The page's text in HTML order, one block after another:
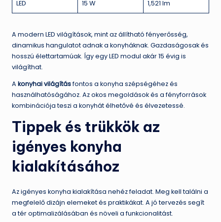
LED 15 W 1,521 lm
A modern LED világítások, mint az állítható fényerősség,
dinamikus hangulatot adnak a konyháknak. Gazdaságosak és
hosszú élettartamúak. Így egy LED modul akár 15 évig is
világíthat.
A konyhai világításfontos a konyha szépségéhez és
használhatóságához. Az okos megoldások és a fényforrások
kombinációja teszi a konyhát élhetővé és élvezetessé.
Tippek és trükkök az
igényes konyha
kialakításához
Az igényes konyha kialakítása nehéz feladat. Meg kell találni a
megfelelő dizájn elemeket és praktikákat. A jó tervezés segít
a tér optimalizálásában és növeli a funkcionalitást.